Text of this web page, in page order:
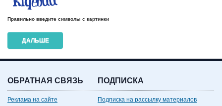
Правильно введите символы с картинки
ОБРАТНАЯ СВЯЗЬ
Реклама на сайте
ПОДПИСКА
Подписка на рассылку материалов